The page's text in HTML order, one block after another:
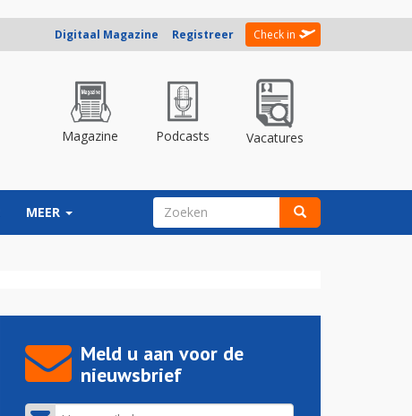
Digitaal Magazine Registreer Check in
Magazine Podcasts Vacatures
MEER ZOEKVELD
Meld u aan voor de
nieuwsbrief